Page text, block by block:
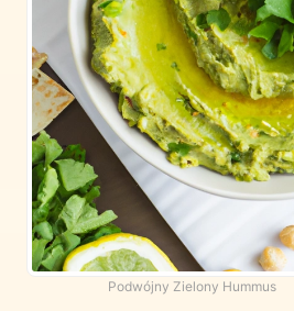
Podwójny Zielony Hummus